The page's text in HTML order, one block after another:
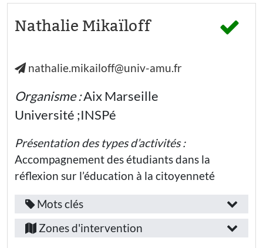
de
nationale
hors
Secteur
:
Ecole
Education
nationale
- Collège
Education
nationale
- Lycée
général
Alpes-
de-
Bouches-
Rhône
Hautes-
Vaucluse
Aix-
en-
Provence
Nathalie Mikaïloff
nathalie.mikailoff@univ-amu.fr
Organisme :Aix Marseille
Université ;INSPé
Présentation des types d’activités :
Accompagnement des étudiants dans la
réflexion sur l’éducation à la citoyenneté
Mots clés
Fonction
/
emploi
Zones d'intervention
Bouches-
du-